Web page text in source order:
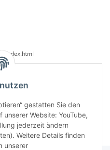
gestatten Sie den
Website: YouTube,
jederzeit ändern
Weitere Details finden
unserer
index.html